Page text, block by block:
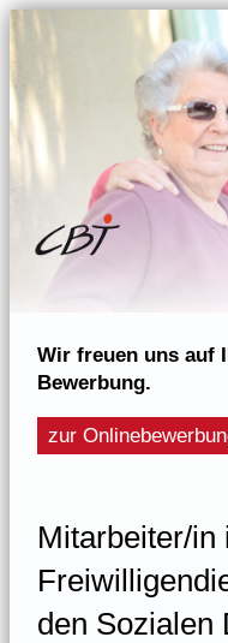
Wir freuen uns auf
Bewerbung.
zur
Mitarbeiter/in
den Sozialen